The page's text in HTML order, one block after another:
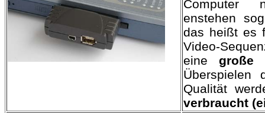
Computer
enstehen
das heißt es
Video-
einegroße
Überspielen
Qualität
verbraucht